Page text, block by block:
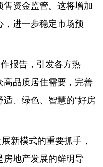
售资金监管。这将增加
，进一步稳定市场预
报告，引发各方热
高品质居住需要，完善
、绿色、智慧的“好房
新模式的重要抓手，
房地产发展的鲜明导